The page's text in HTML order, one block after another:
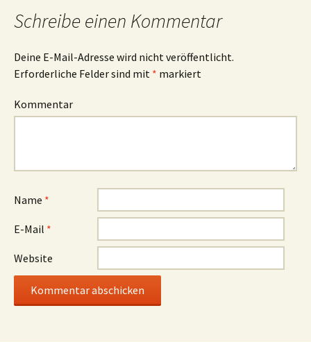
Schreibe einen Kommentar
Deine E-Mail-Adresse wird nicht veröffentlicht.
Erforderliche Felder sind mit * markiert
Kommentar
Name *
E-Mail *
Website